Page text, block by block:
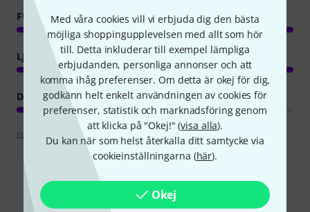
Med våra cookies vill vi erbjuda dig den bästa
möjliga shoppingupplevelsen med allt som hör
till. Detta inkluderar till exempel lämpliga
erbjudanden, personliga annonser och att
komma ihåg preferenser. Om detta är okej för dig,
godkänn helt enkelt användningen av cookies för
preferenser, statistik och marknadsföring genom
att klicka på "Okej!" (visa alla).
Du kan när som helst återkalla ditt samtycke via
cookieinställningarna (här).
Okej
FUNKTIONER
LJUD/KVALITET
DATORANVÄNDNING
Poängpolicy
Visste du?